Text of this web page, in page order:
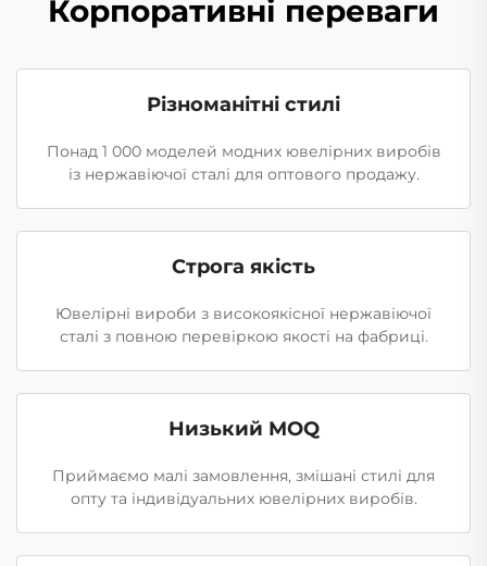
Корпоративні переваги
Різноманітні стилі
Понад 1 000 моделей модних ювелірних виробів
із нержавіючої сталі для оптового продажу.
Строга якість
Ювелірні вироби з високоякісної нержавіючої
сталі з повною перевіркою якості на фабриці.
Низький MOQ
Приймаємо малі замовлення, змішані стилі для
опту та індивідуальних ювелірних виробів.